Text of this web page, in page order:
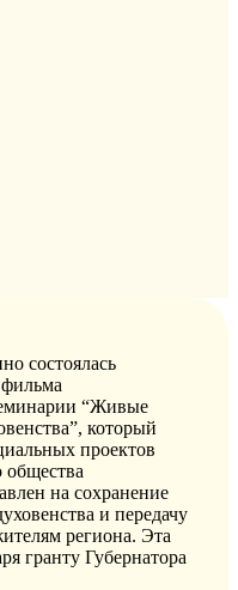
состоялась
“Живые
который
проектов
общества
на сохранение
и передачу
региона. Эта
гранту Губернатора